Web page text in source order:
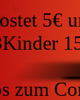
5€
zum